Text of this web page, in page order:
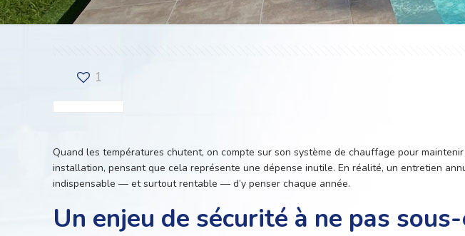
1
Quand les températures chutent, on compte sur son système de chauffage pour
installation, pensant que cela représente une dépense inutile. En réalité, un entretien
indispensable — et surtout rentable — d’y penser chaque année.
Un enjeu de sécurité à ne pas